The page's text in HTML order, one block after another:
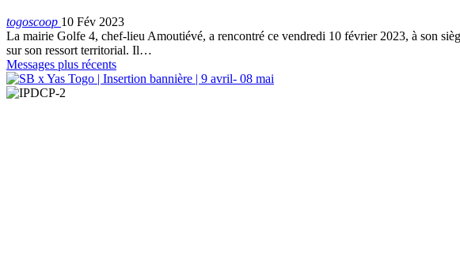
togoscoop 10 Fév 2023
La mairie Golfe 4, chef-lieu Amoutiévé, a rencontré ce vendredi 10 février 2023, à son
sur son ressort territorial. Il…
Messages plus récents